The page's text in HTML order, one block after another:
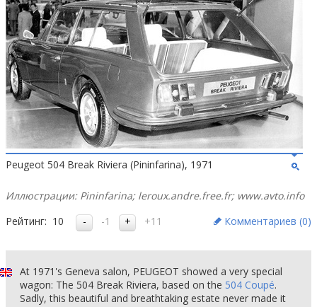
Peugeot 504 Break Riviera (Pininfarina), 1971
Иллюстрации: Pininfarina; leroux.andre.free.fr; www.avto.info
Рейтинг: 10 -1 +11 Комментариев (0)
At 1971's Geneva salon, PEUGEOT showed a very special
wagon: The 504 Break Riviera, based on the 504 Coupé.
Sadly, this beautiful and breathtaking estate never made it